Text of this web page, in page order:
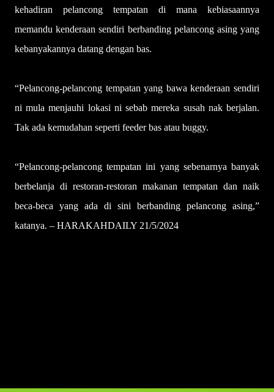
kehadiran pelancong tempatan di mana kebiasaannya
memandu kenderaan sendiri berbanding pelancong asing yang
kebanyakannya datang dengan bas.
“Pelancong-pelancong tempatan yang bawa kenderaan sendiri
ni mula menjauhi lokasi ni sebab mereka susah nak berjalan.
Tak ada kemudahan seperti feeder bas atau buggy.
“Pelancong-pelancong tempatan ini yang sebenarnya banyak
berbelanja di restoran-restoran makanan tempatan dan naik
beca-beca yang ada di sini berbanding pelancong asing,”
katanya. – HARAKAHDAILY 21/5/2024